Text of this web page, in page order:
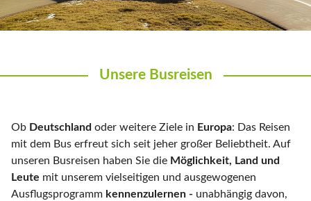
Unsere Busreisen
Ob Deutschland oder weitere Ziele in Europa: Das Reisen
mit dem Bus erfreut sich seit jeher großer Beliebtheit. Auf
unseren Busreisen haben Sie die Möglichkeit, Land und
Leute mit unserem vielseitigen und ausgewogenen
Ausflugsprogramm kennenzulernen - unabhängig davon,